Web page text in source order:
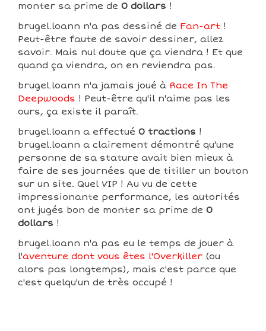
monter sa prime de 0 dollars !
brugel.loann n'a pas dessiné de Fan-art !
Peut-être faute de savoir dessiner, allez
savoir. Mais nul doute que ça viendra ! Et que
quand ça viendra, on en reviendra pas.
brugel.loann n'a jamais joué à Race In The
Deepwoods ! Peut-être qu'il n'aime pas les
ours, ça existe il paraît.
brugel.loann a effectué 0 tractions !
brugel.loann a clairement démontré qu'une
personne de sa stature avait bien mieux à
faire de ses journées que de titiller un bouton
sur un site. Quel VIP ! Au vu de cette
impressionante performance, les autorités
ont jugés bon de monter sa prime de 0
dollars !
brugel.loann n'a pas eu le temps de jouer à
l'aventure dont vous êtes l'Overkiller (ou
alors pas longtemps), mais c'est parce que
c'est quelqu'un de très occupé !